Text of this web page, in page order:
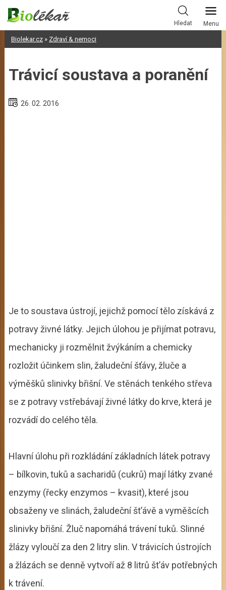
Skip
content
Hledat Menu
Biolekar.cz» Zdraví & nemoci
Trávicí soustava a poranění
26. 02. 2016
Je to soustava ústrojí, jejichž pomocí tělo získává z
potravy živné látky. Jejich úlohou je přijímat potravu,
mechanicky ji rozmělnit žvýkáním a chemicky
rozložit účinkem slin, žaludeční šťávy, žluče a
výměšků slinivky břišní. Ve stěnách tenkého střeva
se z potravy vstřebávají živné látky do krve, která je
rozvádí do celého těla.
Hlavní úlohu při rozkládání základních látek potravy
– bílkovin, tuků a sacharidů (cukrů) mají látky zvané
enzymy (řecky enzymos – kvasit), které jsou
obsaženy ve slinách, žaludeční št’ávě a vyměšcích
slinivky břišní. Žluč napomáhá trávení tuků. Slinné
žlázy vyloučí za den 2 litry slin. V trávicích ústrojích
a žlázách se denně vytvoří až 8 litrů št’áv potřebných
k trávení.